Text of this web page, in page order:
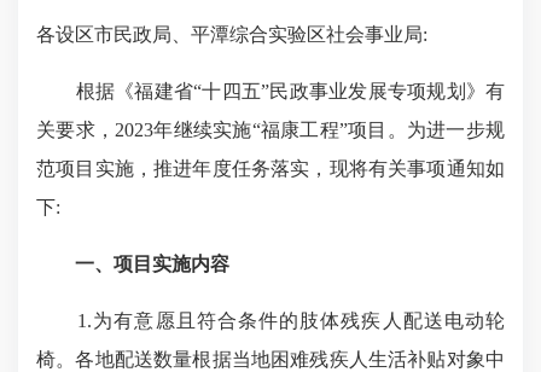
各设区市民政局、平潭综合实验区社会事业局:
根据《福建省“十四五”民政事业发展专项规划》有
关要求，2023年继续实施“福康工程”项目。为进一步规
范项目实施，推进年度任务落实，现将有关事项通知如
下:
一、项目实施内容
1.为有意愿且符合条件的肢体残疾人配送电动轮
椅。各地配送数量根据当地困难残疾人生活补贴对象中